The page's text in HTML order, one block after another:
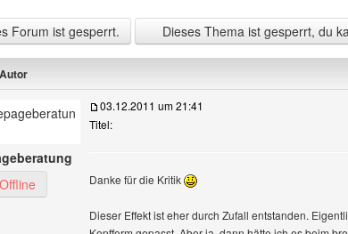
Forum ist gesperrt. Dieses Thema ist gesperrt, du
Autor
Benutzer-Profile anzeigen
Offline
03.12.2011 um 21:41
Titel:
Danke für die Kritik
Dieser Effekt ist eher durch Zufall entstanden.